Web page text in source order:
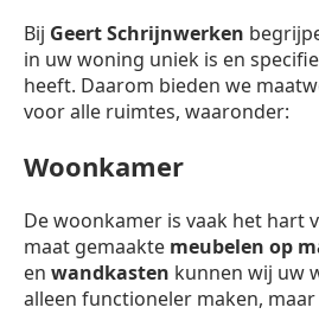
Bij Geert Schrijnwerken
in uw woning uniek is en
heeft. Daarom bieden we
voor alle ruimtes, waaronder:
Woonkamer
De woonkamer is vaak het hart
maat gemaakte meubelen op
en wandkasten kunnen wij uw
alleen functioneler maken,